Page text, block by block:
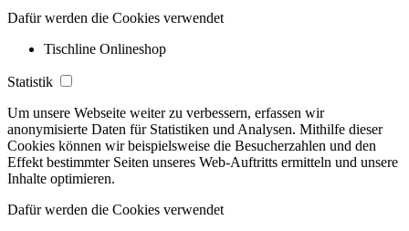
Dafür werden die Cookies verwendet
Tischline Onlineshop
Statistik
Um unsere Webseite weiter zu verbessern, erfassen wir
anonymisierte Daten für Statistiken und Analysen. Mithilfe dieser
Cookies können wir beispielsweise die Besucherzahlen und den
Effekt bestimmter Seiten unseres Web-Auftritts ermitteln und unsere
Inhalte optimieren.
Dafür werden die Cookies verwendet